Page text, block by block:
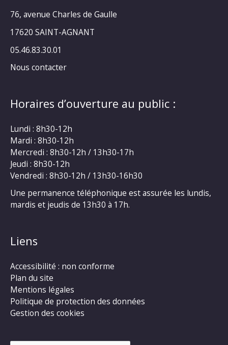
76, avenue Charles de Gaulle
17620 SAINT-AGNANT
05.46.83.30.01
Nous contacter
Horaires d’ouverture au public :
Lundi : 8h30-12h
Mardi : 8h30-12h
Mercredi : 8h30-12h / 13h30-17h
Jeudi : 8h30-12h
Vendredi : 8h30-12h / 13h30-16h30
Une permanence téléphonique est assurée les lundis,
mardis et jeudis de 13h30 à 17h.
Liens
Accessibilité : non conforme
Plan du site
Mentions légales
Politique de protection des données
Gestion des cookies